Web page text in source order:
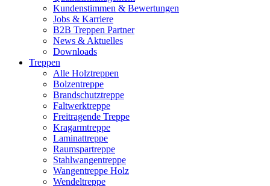
Kundenstimmen & Bewertungen
Jobs & Karriere
B2B Treppen Partner
News & Aktuelles
Downloads
Treppen
Alle Holztreppen
Bolzentreppe
Brandschutztreppe
Faltwerktreppe
Freitragende Treppe
Kragarmtreppe
Laminattreppe
Raumspartreppe
Stahlwangentreppe
Wangentreppe Holz
Wendeltreppe